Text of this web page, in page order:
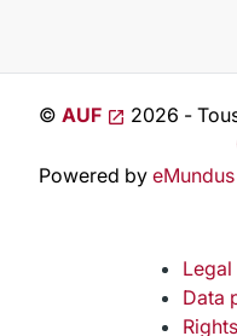
© AUF
2026 -
Powered by eMundus
Data